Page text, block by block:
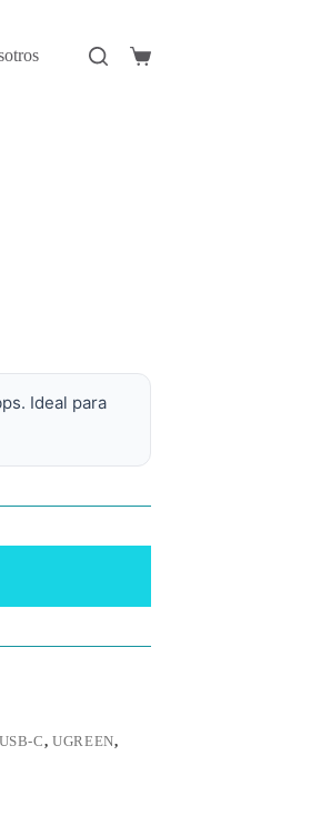
Carro
Ideal para
C,UGREEN,